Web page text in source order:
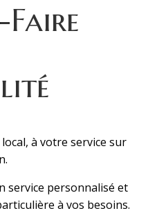
à votre service sur
service personnalisé et
à vos besoins.